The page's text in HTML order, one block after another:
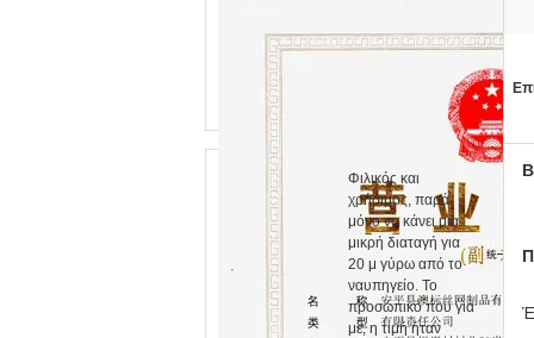
Φιλικός και
χρήσιμος, παρά
μόνο να κάνει μια
μικρή διαταγή για
20 μ γύρω από το
ναυπηγείο. Το
προσωπικό που για
με, η τιμή ήταν